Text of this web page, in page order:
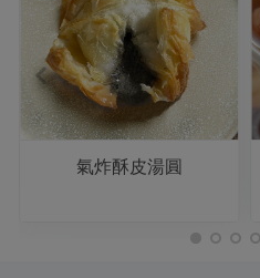
氣炸酥皮湯圓